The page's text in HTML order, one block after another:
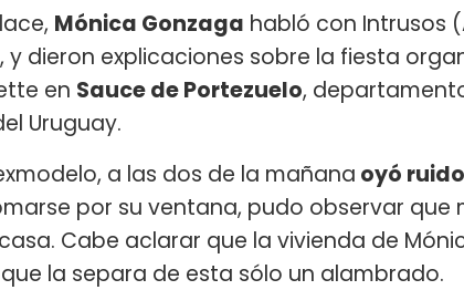
Mónica Gonzaga habló con Intrusos
, y dieron explicaciones sobre la fiesta
en Sauce de Portezuelo,
Uruguay.
a las dos de la mañana oyó
por su ventana, pudo observar que
Cabe aclarar que la vivienda de
la separa de esta sólo un alambrado.